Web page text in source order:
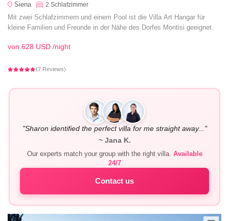
Siena 2 Schlafzimmer
Mit zwei Schlafzimmern und einem Pool ist die Villa Art Hangar für
kleine Familien und Freunde in der Nähe des Dorfes Montisi geeignet.
von 628 USD /night
(7 Reviews)
"Sharon identified the perfect villa for me straight away..."
~ Jana K.
Our experts match your group with the right villa. Available
24/7
Contact us